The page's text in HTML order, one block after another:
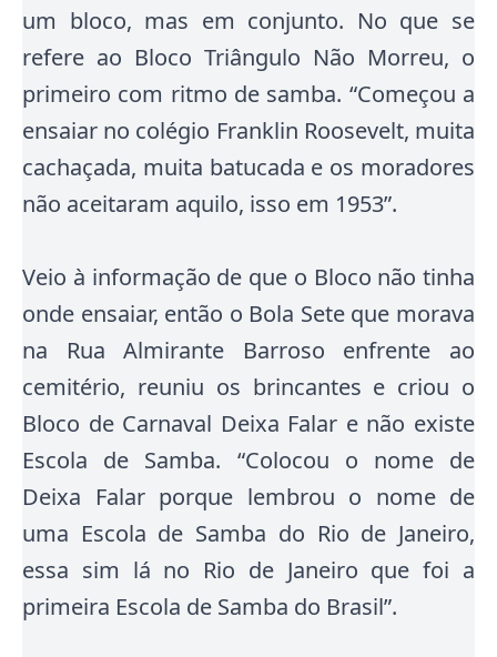
um bloco, mas em conjunto. No que se
refere ao Bloco Triângulo Não Morreu, o
primeiro com ritmo de samba. “Começou a
ensaiar no colégio Franklin Roosevelt, muita
cachaçada, muita batucada e os moradores
não aceitaram aquilo, isso em 1953”.
Veio à informação de que o Bloco não tinha
onde ensaiar, então o Bola Sete que morava
na Rua Almirante Barroso enfrente ao
cemitério, reuniu os brincantes e criou o
Bloco de Carnaval Deixa Falar e não existe
Escola de Samba. “Colocou o nome de
Deixa Falar porque lembrou o nome de
uma Escola de Samba do Rio de Janeiro,
essa sim lá no Rio de Janeiro que foi a
primeira Escola de Samba do Brasil”.